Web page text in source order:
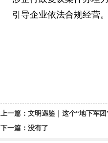
引导企业依法合规经营
上一篇： 文明遇鉴｜这个“地下军
下一篇：没有了